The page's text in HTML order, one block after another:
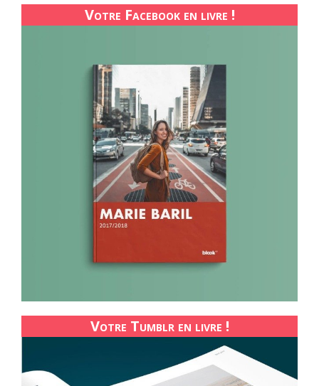
Votre Facebook en livre !
Votre Tumblr en livre !